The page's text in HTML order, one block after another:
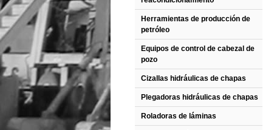
Herramientas de producción de
petróleo
Equipos de control de cabezal de
pozo
Cizallas hidráulicas de chapas
Plegadoras hidráulicas de chapas
Roladoras de láminas